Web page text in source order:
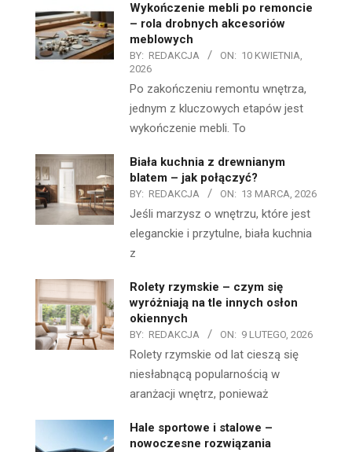
Wykończenie mebli po remoncie
– rola drobnych akcesoriów
meblowych
BY: REDAKCJA ON: 10 KWIETNIA,
2026
Po zakończeniu remontu wnętrza,
jednym z kluczowych etapów jest
wykończenie mebli. To
Biała kuchnia z drewnianym
blatem – jak połączyć?
BY: REDAKCJA ON: 13 MARCA, 2026
Jeśli marzysz o wnętrzu, które jest
eleganckie i przytulne, biała kuchnia
z
Rolety rzymskie – czym się
wyróżniają na tle innych osłon
okiennych
BY: REDAKCJA ON: 9 LUTEGO, 2026
Rolety rzymskie od lat cieszą się
niesłabnącą popularnością w
aranżacji wnętrz, ponieważ
Hale sportowe i stalowe –
nowoczesne rozwiązania